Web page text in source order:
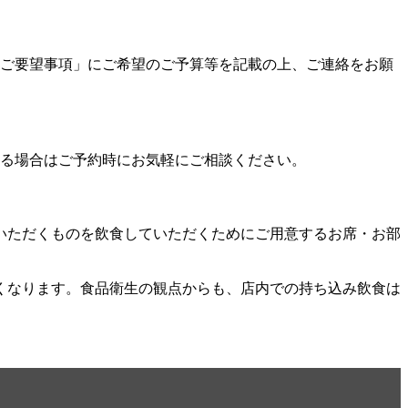
要望事項」にご希望のご予算等を記載の上、ご連絡をお願
合はご予約時にお気軽にご相談ください。
だくものを飲食していただくためにご用意するお席・お部
ります。食品衛生の観点からも、店内での持ち込み飲食は